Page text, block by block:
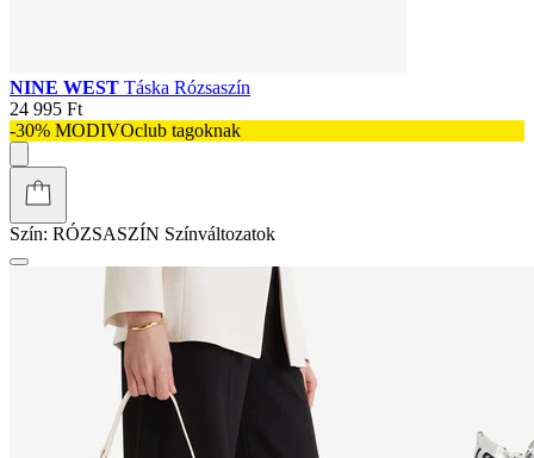
NINE WEST Táska Rózsaszín
24 995 Ft
-30% MODIVOclub tagoknak
Szín: RÓZSASZÍN Színváltozatok